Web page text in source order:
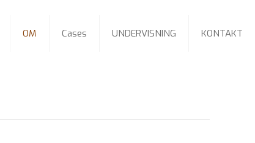
OM Cases UNDERVISNING KONTAKT